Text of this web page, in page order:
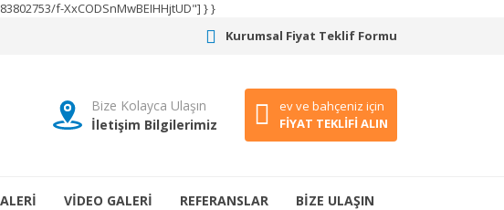
f-XxCODSnMwBEIHHjtUD"] } }
Kurumsal Fiyat Teklif Formu
Bize Kolayca Ulaşın
İletişim Bilgilerimiz
ev ve bahçeniz için
FİYAT TEKLİFİ ALIN
VİDEO GALERİ REFERANSLAR BİZE ULAŞIN